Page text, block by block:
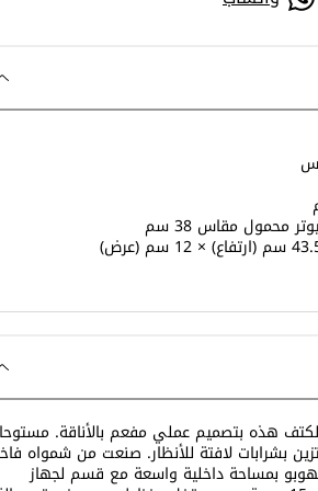
محمول مقاس 38 سم
هذه بتصميم عملي مفعم بالأناقة.
بشرابات لافتة للأنظار. صنعت من شمواه
بمساحة داخلية واسعة مع قسم لجهاز